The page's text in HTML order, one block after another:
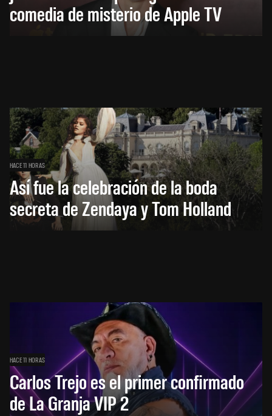
comedia de misterio de Apple TV
HACE 11 HORAS
Así fue la celebración de la boda
secreta de Zendaya y Tom Holland
HACE 11 HORAS
Carlos Trejo es el primer confirmado
de La Granja VIP 2